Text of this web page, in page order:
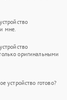
мне.
оригинальными
устройство готово?